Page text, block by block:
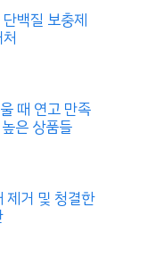
백질 보충제
때 연고 만족
은 상품들
제거 및 청결한